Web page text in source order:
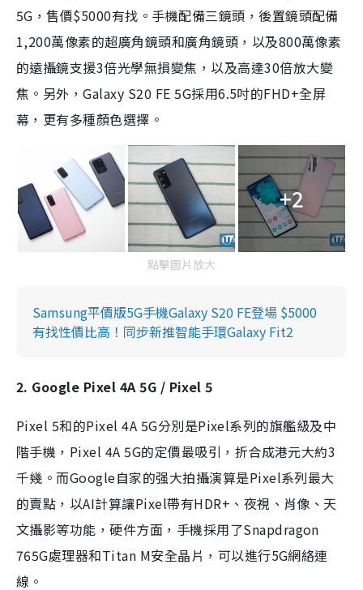
5G，售價$5000有找。手機配備三鏡頭，後置鏡頭配備
1,200萬像素的超廣角鏡頭和廣角鏡頭，以及800萬像素
的遠攝鏡支援3倍光學無損變焦，以及高達30倍放大變
焦。另外，Galaxy S20 FE 5G採用6.5吋的FHD+全屏
幕，更有多種顏色選擇。
+2
點擊圖片放大
Samsung平價版5G手機Galaxy S20 FE登場 $5000
有找性價比高！同步新推智能手環Galaxy Fit2
2. Google Pixel 4A 5G / Pixel 5
Pixel 5和的Pixel 4A 5G分別是Pixel系列的旗艦級及中
階手機，Pixel 4A 5G的定價最吸引，折合成港元大約3
千幾。而Google自家的强大拍攝演算是Pixel系列最大
的賣點，以AI計算讓Pixel帶有HDR+、夜視、肖像、天
文攝影等功能，硬件方面，手機採用了Snapdragon
765G處理器和Titan M安全晶片，可以進行5G網絡連
線。